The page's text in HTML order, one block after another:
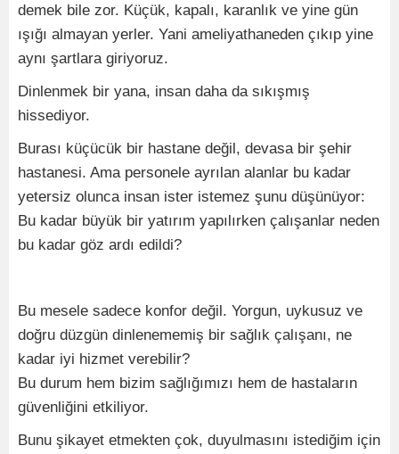
demek bile zor. Küçük, kapalı, karanlık ve yine gün
ışığı almayan yerler. Yani ameliyathaneden çıkıp yine
aynı şartlara giriyoruz.
Dinlenmek bir yana, insan daha da sıkışmış
hissediyor.
Burası küçücük bir hastane değil, devasa bir şehir
hastanesi. Ama personele ayrılan alanlar bu kadar
yetersiz olunca insan ister istemez şunu düşünüyor:
Bu kadar büyük bir yatırım yapılırken çalışanlar neden
bu kadar göz ardı edildi?
Bu mesele sadece konfor değil. Yorgun, uykusuz ve
doğru düzgün dinlenememiş bir sağlık çalışanı, ne
kadar iyi hizmet verebilir?
Bu durum hem bizim sağlığımızı hem de hastaların
güvenliğini etkiliyor.
Bunu şikayet etmekten çok, duyulmasını istediğim için